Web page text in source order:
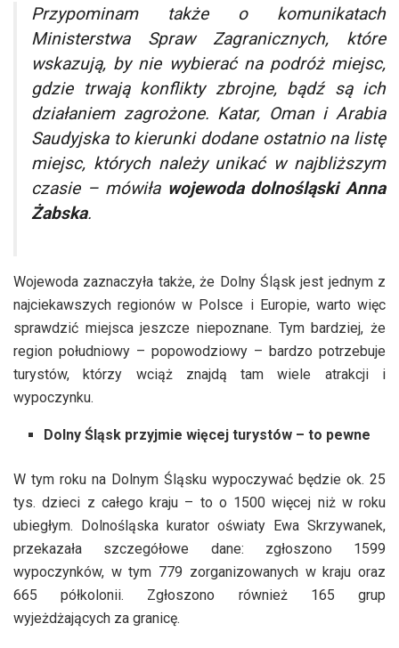
Przypominam także o komunikatach
Ministerstwa Spraw Zagranicznych, które
wskazują, by nie wybierać na podróż miejsc,
gdzie trwają konflikty zbrojne, bądź są ich
działaniem zagrożone. Katar, Oman i Arabia
Saudyjska to kierunki dodane ostatnio na listę
miejsc, których należy unikać w najbliższym
czasie– mówiła wojewoda dolnośląski Anna
Żabska.
Wojewoda zaznaczyła także, że Dolny Śląsk jest jednym z
najciekawszych regionów w Polsce i Europie, warto więc
sprawdzić miejsca jeszcze niepoznane. Tym bardziej, że
region południowy – popowodziowy ­– bardzo potrzebuje
turystów, którzy wciąż znajdą tam wiele atrakcji i
wypoczynku.
Dolny Śląsk przyjmie więcej turystów – to pewne
W tym roku na Dolnym Śląsku wypoczywać będzie ok. 25
tys. dzieci z całego kraju – to o 1500 więcej niż w roku
ubiegłym. Dolnośląska kurator oświaty Ewa Skrzywanek,
przekazała szczegółowe dane: zgłoszono 1599
wypoczynków, w tym 779 zorganizowanych w kraju oraz
665 półkolonii. Zgłoszono również 165 grup
wyjeżdżających za granicę.